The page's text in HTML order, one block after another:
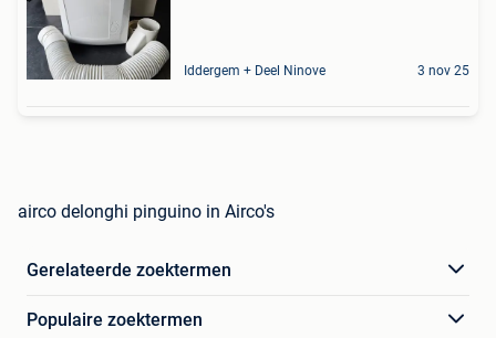
Iddergem + Deel Ninove 3 nov 25
airco delonghi pinguino in Airco's
Gerelateerde zoektermen
Populaire zoektermen